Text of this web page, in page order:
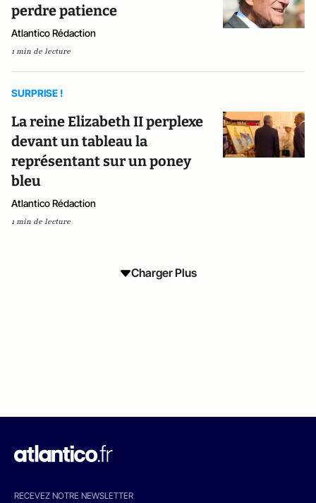
perdre patience
Atlantico Rédaction
1 min de lecture
SURPRISE !
La reine Elizabeth II perplexe
devant un tableau la
représentant sur un poney
bleu
Atlantico Rédaction
1 min de lecture
Charger Plus
RECEVEZ NOTRE NEWSLETTER